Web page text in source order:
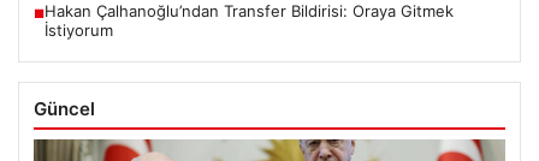
■Hakan Çalhanoğlu’ndan Transfer Bildirisi: Oraya Gitmek
İstiyorum
Güncel